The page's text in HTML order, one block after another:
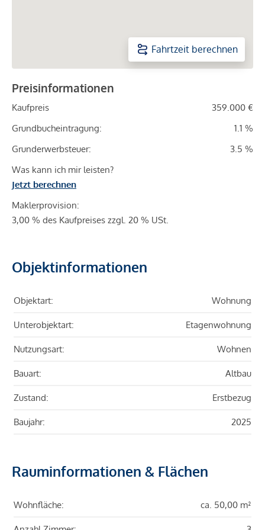
Fahrtzeit berechnen
Preisinformationen
Kaufpreis
359.000 €
Grundbucheintragung:
1.1 %
Grunderwerbsteuer:
3.5 %
Was kann ich mir leisten?
Jetzt berechnen
Maklerprovision:
3,00 % des Kaufpreises zzgl. 20 % USt.
Objektinformationen
Objektart: Wohnung
Unterobjektart: Etagenwohnung
Nutzungsart: Wohnen
Bauart: Altbau
Zustand: Erstbezug
Baujahr: 2025
Rauminformationen & Flächen
Wohnfläche: ca. 50,00 m²